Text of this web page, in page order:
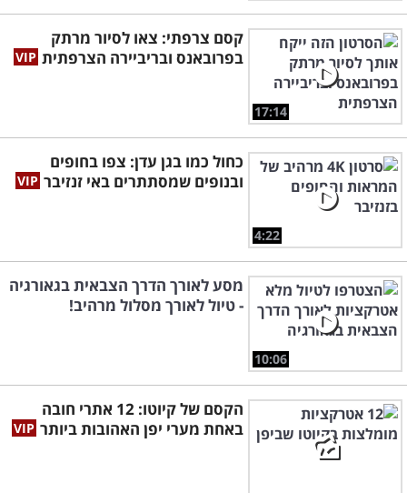
17:14
קסם צרפתי: צאו לסיור מרתק
בפרובאנס ובריביירה הצרפתית
4:22
כחול כמו בגן עדן: צפו בחופים
ובנופים שמסתתרים באי זנזיבר
10:06
מסע לאורך הדרך הצבאית בגאורגיה
- טיול לאורך מסלול מרהיב!
הקסם של קיוטו: 12 אתרי חובה
באחת מערי יפן האהובות ביותר